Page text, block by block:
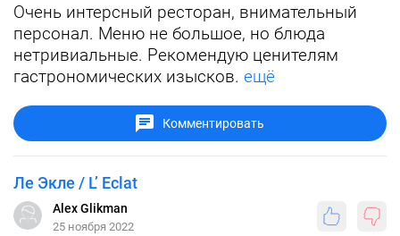
Очень интерсный ресторан, внимательный
персонал. Меню не большое, но блюда
нетривиальные. Рекомендую ценителям
гастрономических изысков. ещё
Комментировать
Ле Экле / L’ Eclat
Alex Glikman
25 ноября 2022